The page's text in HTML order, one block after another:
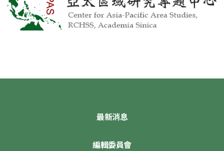
最新消息
編輯委員會